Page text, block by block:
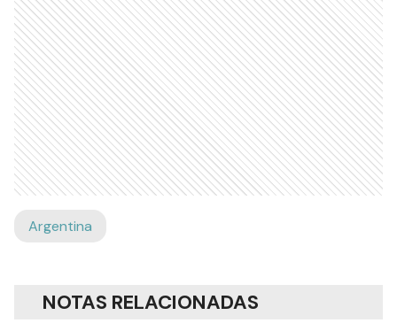
Argentina
NOTAS RELACIONADAS